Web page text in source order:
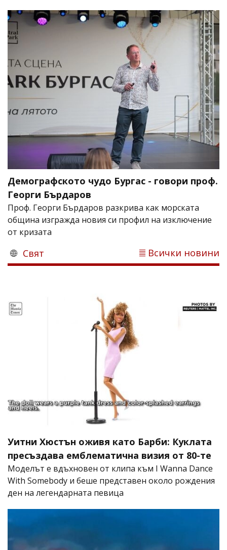
Демографското чудо Бургас - говори проф.
Георги Бърдаров
Проф. Георги Бърдаров разкрива как морската
община изгражда новия си профил на изключение
от кризата
Свят Всички новини
Уитни Хюстън оживя като Барби: Куклата
пресъздава емблематична визия от 80-те
Моделът е вдъхновен от клипа към I Wanna Dance
With Somebody и беше представен около рождения
ден на легендарната певица